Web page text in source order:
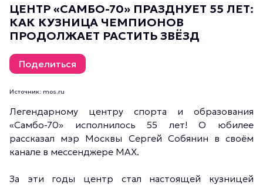
Статьи Молодёжи Москвы
Молодёжь Москвы культурная
Молодёжь Москвы спортивная
Молодёжь Москвы в движении
Молодёжь Москвы здоровая
Молодёжь Москвы профессиональная
Молодёжь Москвы туристическая
Все новости
ЦЕНТР «САМБО-70» ПРАЗДНУЕТ 55 ЛЕТ:
КАК КУЗНИЦА ЧЕМПИОНОВ
ПРОДОЛЖАЕТ РАСТИТЬ ЗВЁЗД
Поделиться
Источник: mos.ru
Легендарному центру спорта и образования
«Самбо-70» исполнилось 55 лет! О юбилее
рассказал мэр Москвы Сергей Собянин в своём
канале в мессенджере MAX.
За эти годы центр стал настоящей кузницей